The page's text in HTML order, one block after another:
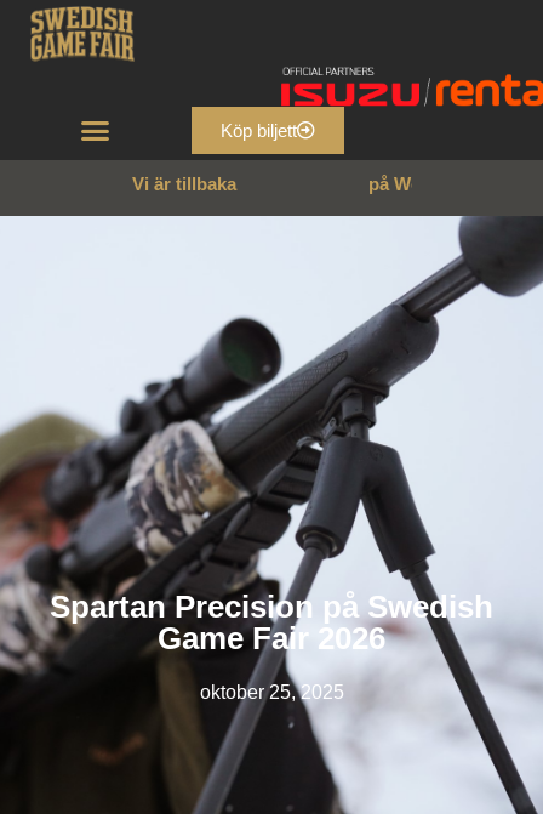
Köp biljett
Vi är tillbaka på We
Spartan Precision på Swedish
Game Fair 2026
oktober 25, 2025